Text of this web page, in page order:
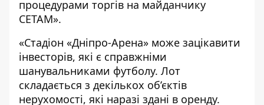
процедурами торгів на майданчику
СЕТАМ».
«Стадіон «Дніпро-Арена» може зацікавити
інвесторів, які є справжніми
шанувальниками футболу. Лот
складається з декількох об’єктів
нерухомості, які наразі здані в оренду.